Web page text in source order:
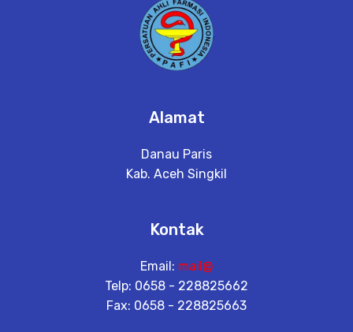
Alamat
Danau Paris
Kab. Aceh Singkil
Kontak
Email: mail@
Telp: 0658 - 228825662
Fax: 0658 - 228825663